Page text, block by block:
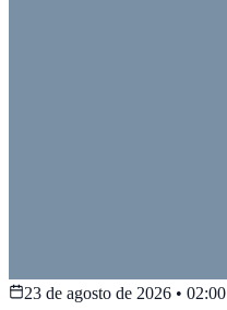
23 de agosto de 2026 • 02:00